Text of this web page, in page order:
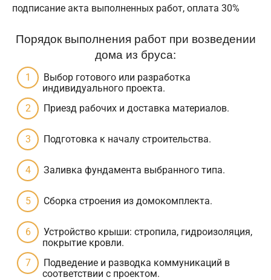
подписание акта выполненных работ, оплата 30%
Порядок выполнения работ при возведении
дома из бруса:
Выбор готового или разработка
индивидуального проекта.
Приезд рабочих и доставка материалов.
Подготовка к началу строительства.
Заливка фундамента выбранного типа.
Сборка строения из домокомплекта.
Устройство крыши: стропила, гидроизоляция,
покрытие кровли.
Подведение и разводка коммуникаций в
соответствии с проектом.